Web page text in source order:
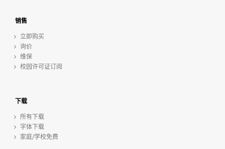
销售
立即购买
询价
维保
校园许可证订阅
下载
所有下载
字体下载
家庭/学校免费